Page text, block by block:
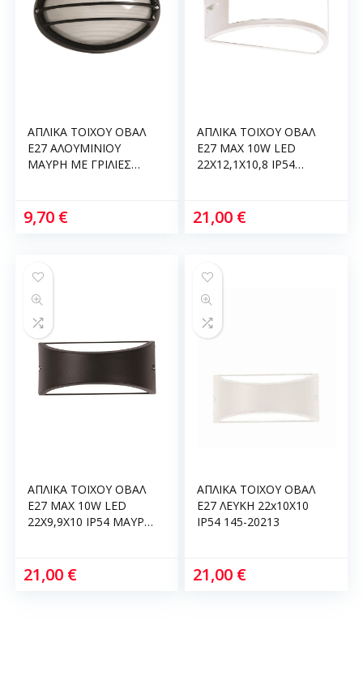
ΑΠΛΙΚΑ ΤΟΙΧΟΥ OBAΛ
E27 ΑΛΟΥΜΙΝΙΟΥ
ΜΑΥΡH ΜΕ ΓΡΙΛΙΕΣ
9,70 €
ΑΠΛΙΚΑ ΤΟΙΧΟΥ ΟΒΑΛ
E27 MAX 10W LED
22X12,1X10,8 IP54
21,00 €
ΑΠΛΙΚΑ ΤΟΙΧΟΥ ΟΒΑΛ
E27 MAX 10W LED
22X9,9X10 IP54 ΜΑΥΡΗ
21,00 €
ΑΠΛΙΚΑ ΤΟΙΧΟΥ ΟΒΑΛ
E27 ΛΕΥΚΗ 22x10X10
IP54 145-20213
21,00 €